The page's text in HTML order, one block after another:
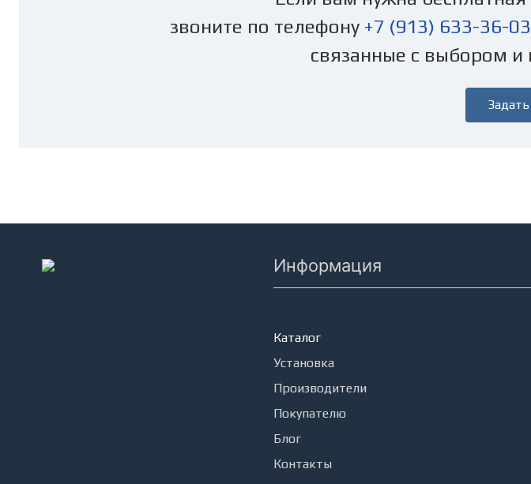
звоните по телефону +7 (913) 633-36-03
связанные с выбором и
Информация
Каталог
Установка
Производители
Покупателю
Блог
Контакты